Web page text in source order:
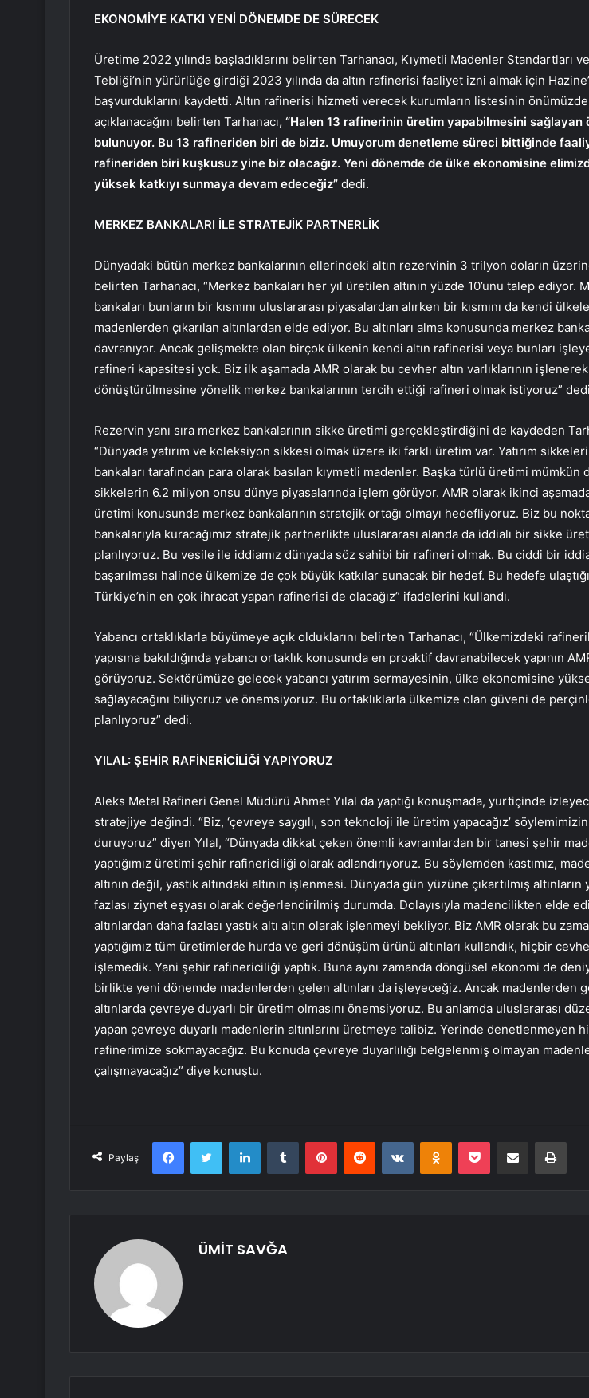
EKONOMİYE KATKI YENİ DÖNEMDE DE SÜRECEK
Üretime 2022 yılında başladıklarını belirten Tarhanacı, Kıymetli Madenler Standartları
Tebliği’nin yürürlüğe girdiği 2023 yılında da altın rafinerisi faaliyet izni almak için
başvurduklarını kaydetti. Altın rafinerisi hizmeti verecek kurumların listesinin
açıklanacağını belirten Tarhanacı, “Halen 13 rafinerinin üretim yapabilmesini sağlayan
bulunuyor. Bu 13 rafineriden biri de biziz. Umuyorum denetleme süreci bittiğinde
rafineriden biri kuşkusuz yine biz olacağız. Yeni dönemde de ülke ekonomisine
yüksek katkıyı sunmaya devam edeceğiz” dedi.
MERKEZ BANKALARI İLE STRATEJİK PARTNERLİK
Dünyadaki bütün merkez bankalarının ellerindeki altın rezervinin 3 trilyon doların
belirten Tarhanacı, “Merkez bankaları her yıl üretilen altının yüzde 10’unu talep ediyor.
bankaları bunların bir kısmını uluslararası piyasalardan alırken bir kısmını da kendi
madenlerden çıkarılan altınlardan elde ediyor. Bu altınları alma konusunda merkez
davranıyor. Ancak gelişmekte olan birçok ülkenin kendi altın rafinerisi veya bunları
rafineri kapasitesi yok. Biz ilk aşamada AMR olarak bu cevher altın varlıklarının
dönüştürülmesine yönelik merkez bankalarının tercih ettiği rafineri olmak istiyoruz”
Rezervin yanı sıra merkez bankalarının sikke üretimi gerçekleştirdiğini de kaydeden
“Dünyada yatırım ve koleksiyon sikkesi olmak üzere iki farklı üretim var. Yatırım
bankaları tarafından para olarak basılan kıymetli madenler. Başka türlü üretimi mümkün
sikkelerin 6.2 milyon onsu dünya piyasalarında işlem görüyor. AMR olarak ikinci
üretimi konusunda merkez bankalarının stratejik ortağı olmayı hedefliyoruz. Biz bu
bankalarıyla kuracağımız stratejik partnerlikte uluslararası alanda da iddialı bir sikke
planlıyoruz. Bu vesile ile iddiamız dünyada söz sahibi bir rafineri olmak. Bu ciddi bir
başarılması halinde ülkemize de çok büyük katkılar sunacak bir hedef. Bu hedefe
Türkiye’nin en çok ihracat yapan rafinerisi de olacağız” ifadelerini kullandı.
Yabancı ortaklıklarla büyümeye açık olduklarını belirten Tarhanacı, “Ülkemizdeki
yapısına bakıldığında yabancı ortaklık konusunda en proaktif davranabilecek yapının
görüyoruz. Sektörümüze gelecek yabancı yatırım sermayesinin, ülke ekonomisine
sağlayacağını biliyoruz ve önemsiyoruz. Bu ortaklıklarla ülkemize olan güveni de
planlıyoruz” dedi.
YILAL: ŞEHİR RAFİNERİCİLİĞİ YAPIYORUZ
Aleks Metal Rafineri Genel Müdürü Ahmet Yılal da yaptığı konuşmada, yurtiçinde
stratejiye değindi. “Biz, ‘çevreye saygılı, son teknoloji ile üretim yapacağız’
duruyoruz” diyen Yılal, “Dünyada dikkat çeken önemli kavramlardan bir tanesi şehir
yaptığımız üretimi şehir rafinericiliği olarak adlandırıyoruz. Bu söylemden kastımız,
altının değil, yastık altındaki altının işlenmesi. Dünyada gün yüzüne çıkartılmış altınların
fazlası ziynet eşyası olarak değerlendirilmiş durumda. Dolayısıyla madencilikten elde
altınlardan daha fazlası yastık altı altın olarak işlenmeyi bekliyor. Biz AMR olarak bu
yaptığımız tüm üretimlerde hurda ve geri dönüşüm ürünü altınları kullandık, hiçbir
işlemedik. Yani şehir rafinericiliği yaptık. Buna aynı zamanda döngüsel ekonomi de
birlikte yeni dönemde madenlerden gelen altınları da işleyeceğiz. Ancak madenlerden
altınlarda çevreye duyarlı bir üretim olmasını önemsiyoruz. Bu anlamda uluslararası
yapan çevreye duyarlı madenlerin altınlarını üretmeye talibiz. Yerinde denetlenmeyen
rafinerimize sokmayacağız. Bu konuda çevreye duyarlılığı belgelenmiş olmayan
çalışmayacağız” diye konuştu.
Paylaş
FacebookTwitter LinkedInTumblr PinterestReddit VKontakteOdnoklassniki
Pocket E-Posta ile paylaş Yazdır
ÜMİT SAVĞA